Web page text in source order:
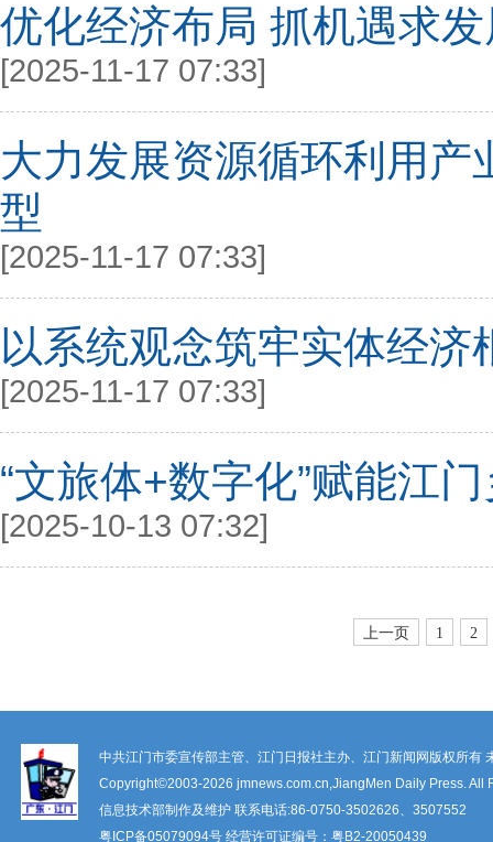
优化经济布局 抓机遇求
[2025-11-17 07:33]
大力发展资源循环利用
型
[2025-11-17 07:33]
以系统观念筑牢实体经济
[2025-11-17 07:33]
“文旅体+数字化”赋能江
[2025-10-13 07:32]
上一页 1 2
中共江门市委宣传部主管、江门日报社主办、江门新闻网版权所有
Copyright©2003-2026 jmnews.com.cn,JiangMen Daily Press. All
信息技术部制作及维护 联系电话:86-0750-3502626、3507552
粤ICP备05079094号 经营许可证编号： 粤B2-20050439